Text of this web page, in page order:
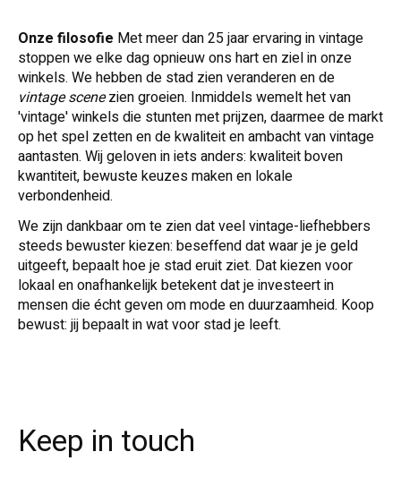
Onze filosofie Met meer dan 25 jaar ervaring in vintage
stoppen we elke dag opnieuw ons hart en ziel in onze
winkels. We hebben de stad zien veranderen en de
vintage scenezien groeien. Inmiddels wemelt het van
'vintage' winkels die stunten met prijzen, daarmee de markt
op het spel zetten en de kwaliteit en ambacht van vintage
aantasten. Wij geloven in iets anders: kwaliteit boven
kwantiteit, bewuste keuzes maken en lokale
verbondenheid.
We zijn dankbaar om te zien dat veel vintage-liefhebbers
steeds bewuster kiezen: beseffend dat waar je je geld
uitgeeft, bepaalt hoe je stad eruit ziet. Dat kiezen voor
lokaal en onafhankelijk betekent dat je investeert in
mensen die écht geven om mode en duurzaamheid. Koop
bewust: jij bepaaltin wat voor stad je leeft.
Keep in touch